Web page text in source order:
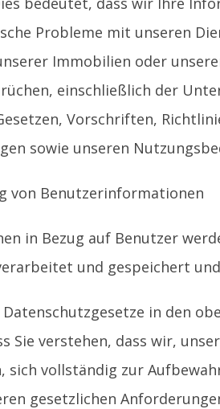
Probleme mit unseren
Immobilien oder
einschließlich der
Vorschriften,
sowie unseren
von Benutzerinformationen
in Bezug auf Benutzer
und gespeichert
in den
Sie verstehen, dass wir,
sich vollständig zur
gesetzlichen